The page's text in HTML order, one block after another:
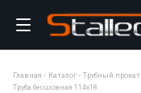
Главная Каталог Трубный прокат
Труба бесшовная 114х18